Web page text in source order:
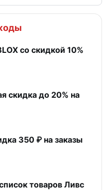
со скидкой 10%
скидка до 20% на
350 ₽ на заказы
товаров Ливс